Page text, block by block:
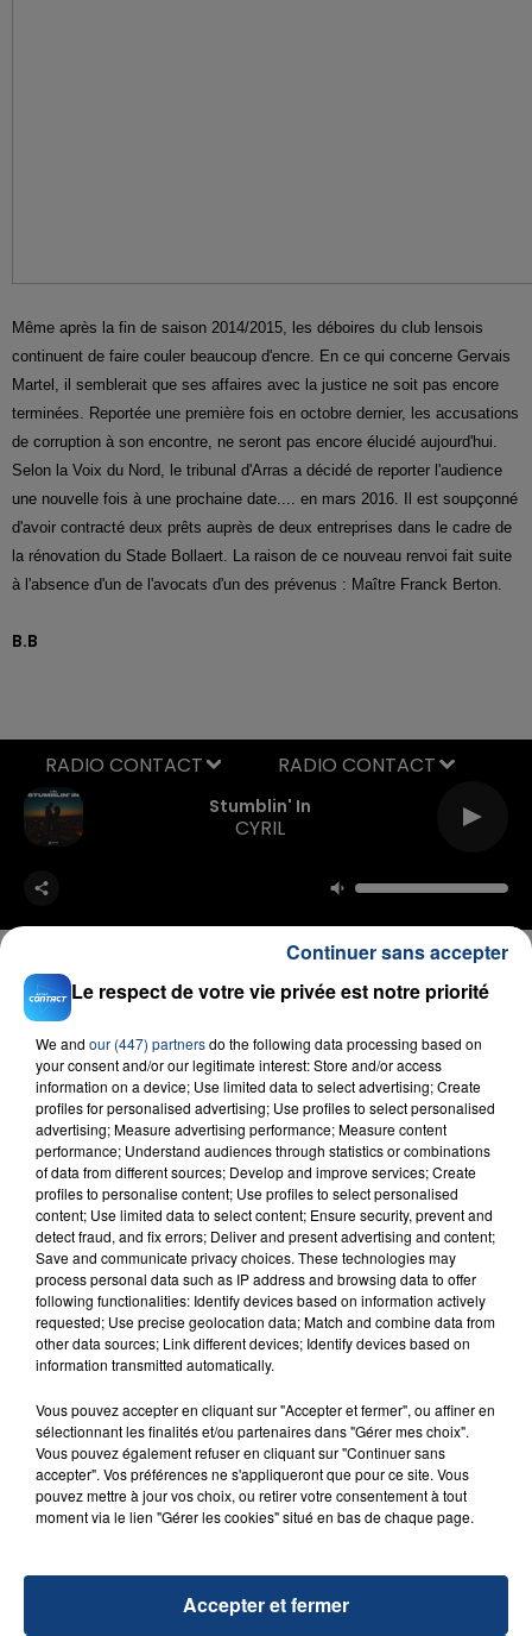
Même après la fin de saison 2014/2015, les déboires du club lensois
continuent de faire couler beaucoup d'encre. En ce qui concerne Gervais
Martel, il semblerait que ses affaires avec la justice ne soit pas encore
terminées. Reportée une première fois en octobre dernier, les accusations
de corruption à son encontre, ne seront pas encore élucidé aujourd'hui.
Selon la Voix du Nord, le tribunal d'Arras a décidé de reporter l'audience
une nouvelle fois à une prochaine date.... en mars 2016. Il est soupçonné
d'avoir contracté deux prêts auprès de deux entreprises dans le cadre de
la rénovation du Stade Bollaert. La raison de ce nouveau renvoi fait suite
à l'absence d'un de l'avocats d'un des prévenus : Maître Franck Berton.
B.B
Stumblin' In
CYRIL
RADIO CONTACT
FIL D'ACTU
23 juillet 2026
INCENDIE MORTEL À LENS : UNE FEMME ET
SON BÉBÉ ENTRE LA VIE ET LA...
Un homme s'est immolé par le feu après avoir
d'un liquide inflammable.
20 juillet 2026
UNE ADOLESCENTE DEVANT SE FAIRE
Le respect de votre vie privée est notre priorité
We and our (447) partnersdo the following data processing based on
your consent and/or our legitimate interest: Store and/or access
information on a device; Use limited data to select advertising; Create
profiles for personalised advertising; Use profiles to select personalised
advertising; Measure advertising performance; Measure content
performance; Understand audiences through statistics or combinations
of data from different sources; Develop and improve services; Create
profiles to personalise content; Use profiles to select personalised
content; Use limited data to select content; Ensure security, prevent and
detect fraud, and fix errors; Deliver and present advertising and content;
Save and communicate privacy choices. These technologies may
process personal data such as IP address and browsing data to offer
following functionalities: Identify devices based on information actively
requested; Use precise geolocation data; Match and combine data from
other data sources; Link different devices; Identify devices based on
information transmitted automatically.
Vous pouvez accepter en cliquant sur "Accepter et fermer", ou affiner en
sélectionnant les finalités et/ou partenaires dans "Gérer mes choix".
Vous pouvez également refuser en cliquant sur "Continuer sans
accepter". Vos préférences ne s'appliqueront que pour ce site. Vous
pouvez mettre à jour vos choix, ou retirer votre consentement à tout
moment via le lien "Gérer les cookies" situé en bas de chaque page.
Accepter et fermer
Continuer sans accepter